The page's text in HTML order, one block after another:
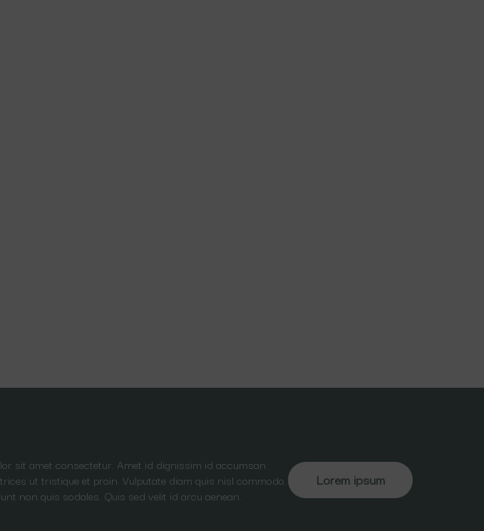
sit amet consectetur. Amet id dignissim id accumsan.
ut tristique et proin. Vulputate diam quis nisl commodo.
non quis sodales. Quis sed velit id arcu aenean.
Lorem ipsum